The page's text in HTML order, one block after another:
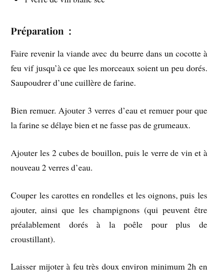
Préparation :
Faire revenir la viande avec du beurre dans un cocotte à
feu vif jusqu’à ce que les morceaux soient un peu dorés.
Saupoudrer d’une cuillère de farine.
Bien remuer. Ajouter 3 verres d’eau et remuer pour que
la farine se délaye bien et ne fasse pas de grumeaux.
Ajouter les 2 cubes de bouillon, puis le verre de vin et à
nouveau 2 verres d’eau.
Couper les carottes en rondelles et les oignons, puis les
ajouter, ainsi que les champignons (qui peuvent être
préalablement dorés à la poêle pour plus de
croustillant).
Laisser mijoter à feu très doux environ minimum 2h en